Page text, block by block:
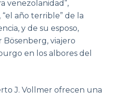
venezolanidad”,
año terrible” de la
y de su esposo,
viajero
en los albores del
J. Vollmer ofrecen una